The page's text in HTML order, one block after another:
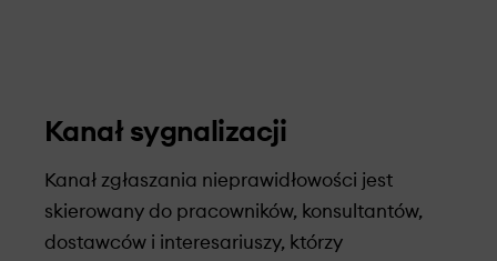
Kanał sygnalizacji
Kanał zgłaszania nieprawidłowości jest
skierowany do pracowników, konsultantów,
dostawców i interesariuszy, którzy